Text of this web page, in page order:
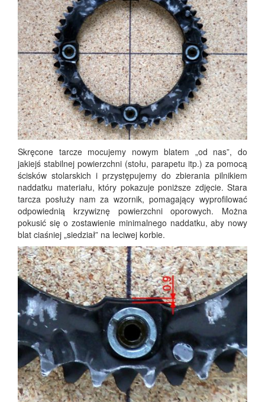
Skrę­co­ne tar­cze mocu­je­my nowym bla­tem „od nas”, do
jakiejś sta­bil­nej powierzch­ni (sto­łu, para­pe­tu itp.) za pomo­cą
ści­sków sto­lar­skich i przy­stę­pu­je­my do zbie­ra­nia pil­ni­kiem
nad­dat­ku mate­ria­łu, któ­ry poka­zu­je poniż­sze zdję­cie. Sta­ra
tar­cza posłu­ży nam za wzor­nik, poma­ga­ją­cy wypro­fi­lo­wać
odpo­wied­nią krzy­wi­znę powierzch­ni opo­ro­wych. Moż­na
poku­sić się o zosta­wie­nie mini­mal­ne­go nad­dat­ku, aby nowy
blat cia­śniej „sie­dział” na leci­wej korbie.